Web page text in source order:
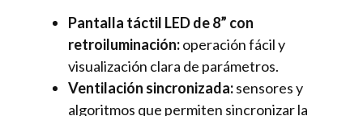
Pantalla táctil LED de 8” con
retroiluminación:operación fácil y
visualización clara de parámetros.
Ventilación sincronizada:sensores y
algoritmos que permiten sincronizar la